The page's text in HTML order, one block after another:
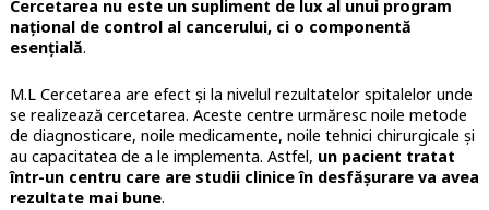
Cercetarea nu este un supliment de lux al unui program
național de control al cancerului, ci o componentă
esențială.
M.L Cercetarea are efect și la nivelul rezultatelor spitalelor unde
se realizează cercetarea. Aceste centre urmăresc noile metode
de diagnosticare, noile medicamente, noile tehnici chirurgicale și
au capacitatea de a le implementa. Astfel, un pacient tratat
într-un centru care are studii clinice în desfășurare va avea
rezultate mai bune.